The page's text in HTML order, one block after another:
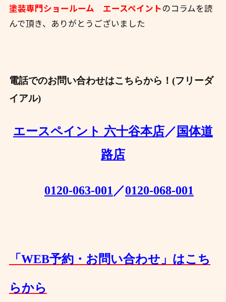
塗装専門ショールーム エースペイントのコラムを読
んで頂き、ありがとうございました
電話でのお問い合わせはこちらから！(フリーダ
イアル)
エースペイント 六十谷本店／ 国体道
路店
0120-063-001／0120-068-001
「WEB予約・お問い合わせ」はこち
らから